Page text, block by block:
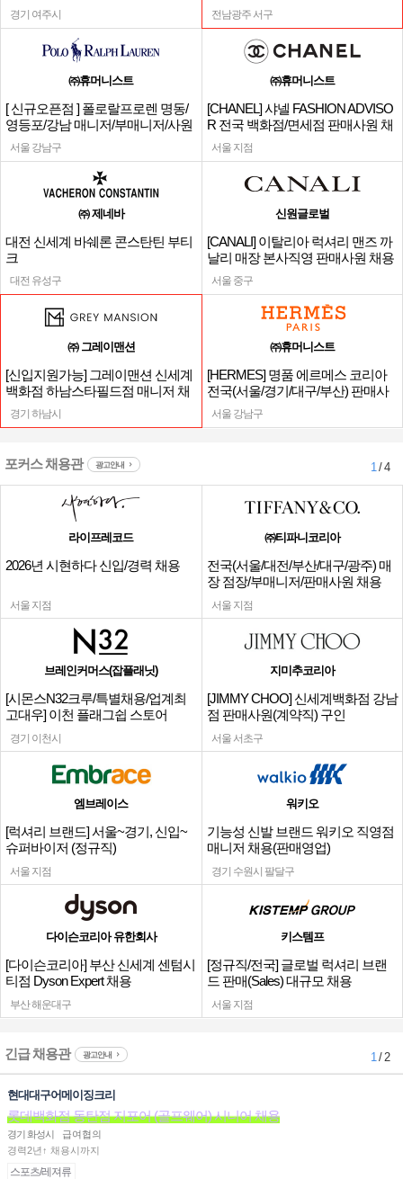
경기 여주시 전남광주 서구
㈜휴머니스트
[ 신규오픈점 ] 폴로랄프로렌 명동/
영등포/강남 매니저/부매니저/사원
서울 강남구
㈜휴머니스트
[CHANEL] 샤넬 FASHION ADVISO
R 전국 백화점/면세점 판매사원 채
용
서울 지점
㈜ 제네바
대전 신세계 바쉐론 콘스탄틴 부티
크
대전 유성구
신원글로벌
[CANALI] 이탈리아 럭셔리 맨즈 까
날리 매장 본사직영 판매사원 채용
서울 중구
㈜ 그레이맨션
[신입지원가능] 그레이맨션 신세계
백화점 하남스타필드점 매니저 채
용
경기 하남시
㈜휴머니스트
[HERMES] 명품 에르메스 코리아
전국(서울/경기/대구/부산) 판매사
원
서울 강남구
포커스 채용관 광고안내 1/ 4
라이프레코드
2026년 시현하다 신입/경력 채용
서울 지점
㈜티파니코리아
전국(서울/대전/부산/대구/광주) 매
장 점장/부매니저/판매사원 채용
서울 지점
브레인커머스(잡플래닛)
[시몬스N32크루/특별채용/업계최
고대우] 이천 플래그쉽 스토어
경기 이천시
지미추코리아
[JIMMY CHOO] 신세계백화점 강남
점 판매사원(계약직) 구인
서울 서초구
엠브레이스
[럭셔리 브랜드] 서울~경기, 신입~
슈퍼바이저 (정규직)
서울 지점
워키오
기능성 신발 브랜드 워키오 직영점
매니저 채용(판매영업)
경기 수원시 팔달구
다이슨코리아 유한회사
[다이슨코리아] 부산 신세계 센텀시
티점 Dyson Expert 채용
부산 해운대구
키스템프
[정규직/전국] 글로벌 럭셔리 브랜
드 판매(Sales) 대규모 채용
서울 지점
긴급 채용관 광고안내 1/ 2
현대대구어메이징크리
롯데백화점 동탄점 지포어 (골프웨어) 시니어 채용
경기 화성시
급여협의
경력2년↑ 채용시까지
스포츠/레져류